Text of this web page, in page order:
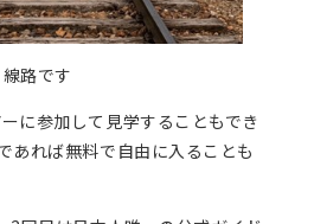
路です
に参加して見学することもでき
あれば無料で自由に入ることも